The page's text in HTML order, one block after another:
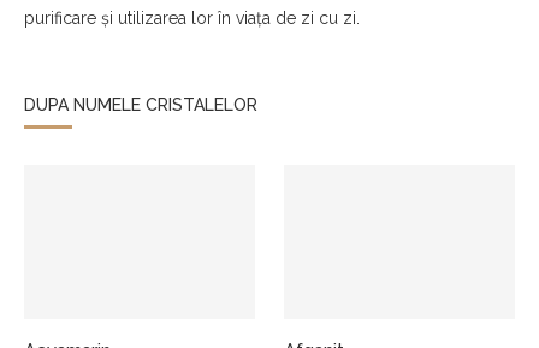
purificare și utilizarea lor în viața de zi cu zi.
DUPA NUMELE CRISTALELOR